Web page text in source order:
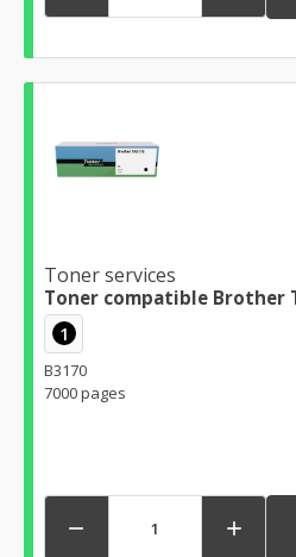
Toner services
Toner compatible Brother
1
B3170
7000 pages
 